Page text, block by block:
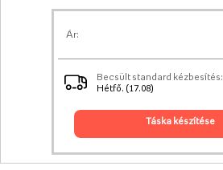
Ár:
Becsült standard kézbesítés:
Hétfő. (17.08)
táska készítése